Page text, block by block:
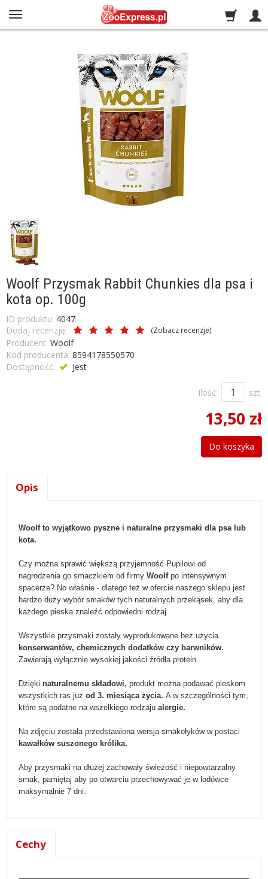
Woolf Przysmak Rabbit Chunkies dla psa i
kota op. 100g
ID produktu: 4047
Dodaj recenzję:
(Zobacz recenzje)
Producent: Woolf
Kod producenta: 8594178550570
Dostępność:
Jest
Ilość: szt.
13,50 zł
Do koszyka
Opis
Woolf to wyjątkowo pyszne i naturalne przysmaki dla psa lub
kota.
Czy można sprawić większą przyjemność Pupilowi od
nagrodzenia go smaczkiem od firmy Woolfpo intensywnym
spacerze? No właśnie - dlatego też w ofercie naszego sklepu jest
bardzo duży wybór smaków tych naturalnych przekąsek, aby dla
każdego pieska znaleźć odpowiedni rodzaj.
Wszystkie przysmaki zostały wyprodukowane bez użycia
konserwantów, chemicznych dodatków czy barwników.
Zawierają wyłącznie wysokiej jakości źródła protein.
Dzięki naturalnemu składowi, produkt można podawać pieskom
wszystkich ras już od 3. miesiąca życia. A w szczególności tym,
które są podatne na wszelkiego rodzaju alergie.
Na zdjęciu została przedstawiona wersja smakołyków w postaci
kawałków suszonego królika.
Aby przysmaki na dłużej zachowały świeżość i niepowtarzalny
smak, pamiętaj aby po otwarciu przechowywać je w lodówce
maksymalnie 7 dni.
Cechy